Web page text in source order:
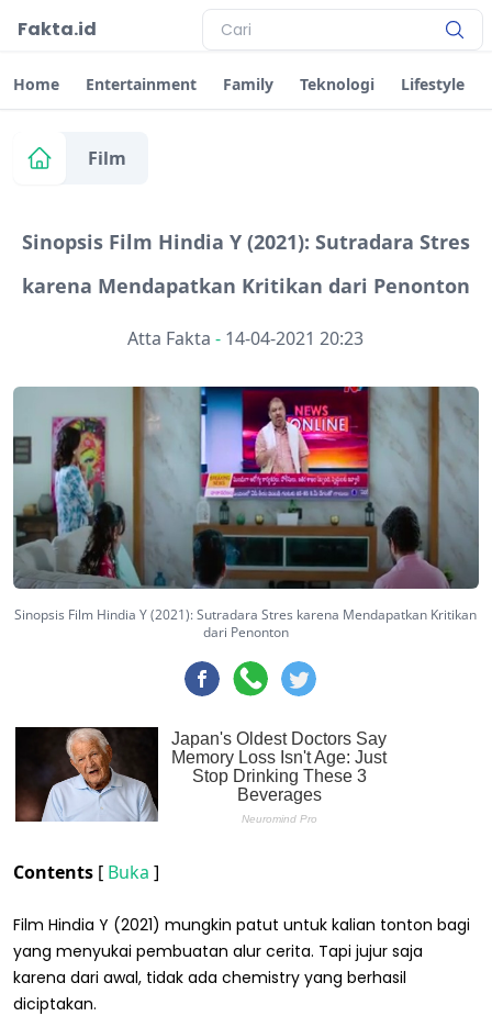
Fakta.id
Home Entertainment Family Teknologi Lifestyle
Film
Sinopsis Film Hindia Y (2021): Sutradara Stres
karena Mendapatkan Kritikan dari Penonton
Atta Fakta - 14-04-2021 20:23
Sinopsis Film Hindia Y (2021): Sutradara Stres karena Mendapatkan Kritikan
dari Penonton
Contents [ Buka ]
Film Hindia Y (2021) mungkin patut untuk kalian tonton bagi
yang menyukai pembuatan alur cerita. Tapi jujur saja
karena dari awal, tidak ada chemistry yang berhasil
diciptakan.